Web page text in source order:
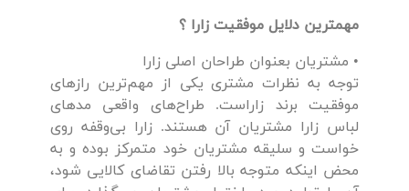
مهمترین دلایل موفقیت زارا ؟
• مشتریان بعنوان طراحان اصلی زارا
توجه به نظرات مشتری یکی از مهم‌ترین راز‌های
موفقیت برند زاراست. طراح‌های واقعی مدهای
لباس زارا مشتریان آن هستند. زارا بی‌وقفه روی
خواست و سلیقه مشتریان خود متمرکز بوده و به
محض اینکه متوجه بالا رفتن تقاضای کالایی شود،